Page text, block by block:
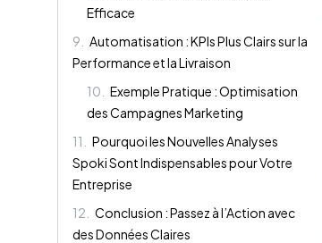
Efficace
9
Automatisation : KPIs Plus Clairs sur la
Performance et la Livraison
10
Exemple Pratique : Optimisation
des Campagnes Marketing
11
Pourquoi les Nouvelles Analyses
Spoki Sont Indispensables pour Votre
Entreprise
12
Conclusion : Passez à l’Action avec
des Données Claires